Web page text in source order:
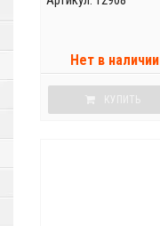
Нет в наличии
КУПИТЬ